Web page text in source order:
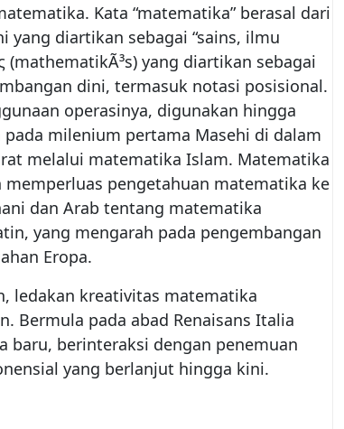
Kata “matematika” berasal dari
yang diartikan sebagai “sains, ilmu
(mathematikÃ³s) yang diartikan sebagai
dini, termasuk notasi posisional.
operasinya, digunakan hingga
milenium pertama Masehi di dalam
melalui matematika Islam. Matematika
pengetahuan matematika ke
dan Arab tentang matematika
yang mengarah pada pengembangan
Eropa.
ledakan kreativitas matematika
Bermula pada abad Renaisans Italia
baru, berinteraksi dengan penemuan
yang berlanjut hingga kini.